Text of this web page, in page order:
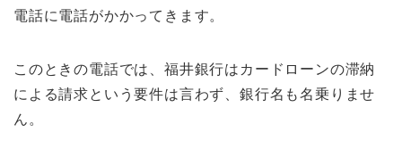
電話に電話がかかってきます。
このときの電話では、福井銀行はカードローンの滞納
による請求という要件は言わず、銀行名も名乗りませ
ん。